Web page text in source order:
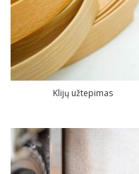
Klijų užtepimas